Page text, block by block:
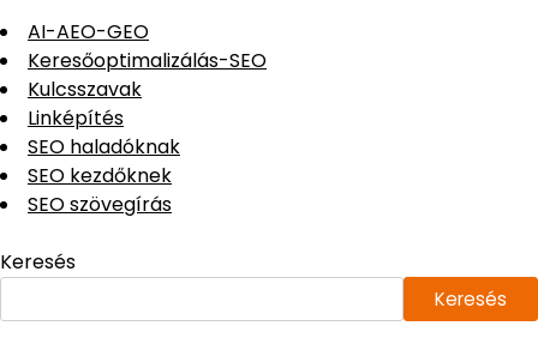
AI-AEO-GEO
Keresőoptimalizálás-SEO
Kulcsszavak
Linképítés
SEO haladóknak
SEO kezdőknek
SEO szövegírás
Keresés
Keresés